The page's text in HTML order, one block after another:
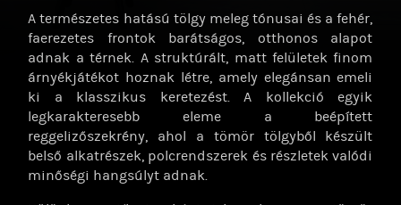
A természetes hatású tölgy meleg tónusai és a fehér,
faerezetes frontok barátságos, otthonos alapot
adnak a térnek. A struktúrált, matt felületek finom
árnyékjátékot hoznak létre, amely elegánsan emeli
ki a klasszikus keretezést. A kollekció egyik
legkarakteresebb eleme a beépített
reggelizőszekrény, ahol a tömör tölgyből készült
belső alkatrészek, polcrendszerek és részletek valódi
minőségi hangsúlyt adnak.